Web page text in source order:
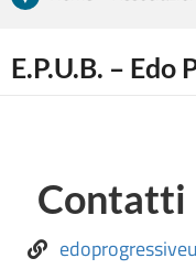
E.P.U.B. – Edo
Contatti